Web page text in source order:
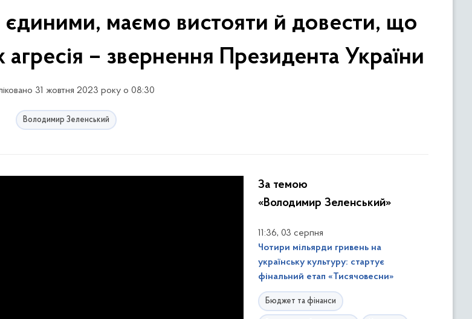
маємо вистояти й довести, що
– звернення Президента України
31 жовтня 2023 року о 08:30
Володимир Зеленський
За темою
«Володимир Зеленський»
11:36, 03 серпня
Чотири мільярди гривень на
українську культуру: стартує
фінальний етап «Тисячовесни»
Бюджет та фінанси